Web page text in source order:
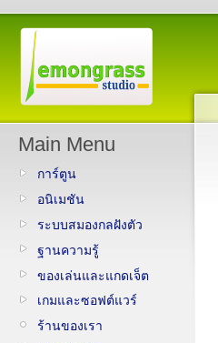
Main Menu
การ์ตูน
อนิเมชัน
ระบบสมองกลฝังตัว
ฐานความรู้
ของเล่นและแกดเจ็ต
เกมและซอฟต์แวร์
ร้านของเรา